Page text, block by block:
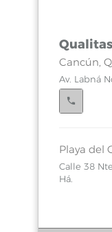
Qualitas
Cancún,
Av. Labná
Playa del
Calle 38
Há.